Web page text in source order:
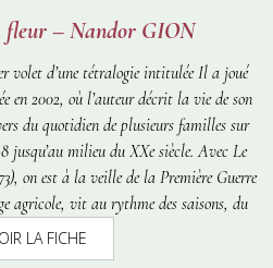
fleur – Nandor GION
volet d’une tétralogie intituléeIl a joué
en 2002, où l’auteur décrit la vie de son
du quotidien de plusieurs familles sur
jusqu’au milieu du XXe siècle. Avec Le
on est à la veille de la Première Guerre
agricole, vit au rythme des saisons, du
pauvres y côtoient les mieux lotis, les
et serbes cohabitent tant bien que
LA FICHE